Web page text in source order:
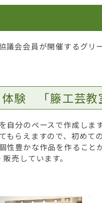
議会会員が開催するグ
験 「籐工芸教
分のペースで作成します
らえますので、初めての
豊かな作品を作ることが
売しています。